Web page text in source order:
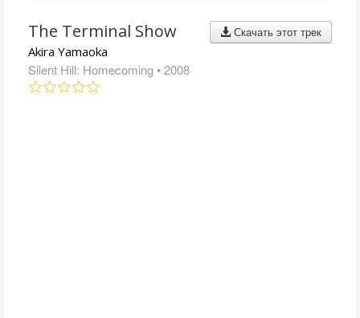
Скачать этот трек
The Terminal Show
Akira Yamaoka
Silent Hill: Homecoming • 2008